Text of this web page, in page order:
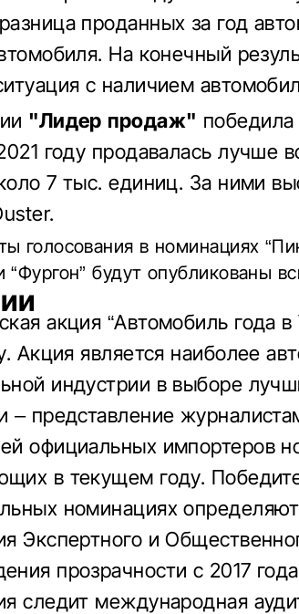
проданных за год
На конечный
с наличием
"Лидер продаж"
году продавалась лучше
7 тыс. единиц. За ними
голосования в номинациях
“Фургон” будут опубликованы
акция “Автомобиль года
Акция является наиболее
индустрии в выборе
– представление
официальных импортеров
в текущем году.
номинациях
Экспертного и
прозрачности с 2017
следит международная